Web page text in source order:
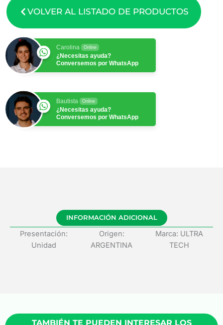
VOLVER AL LISTADO DE PRODUCTOS
Carolina Online
¿Necesitas ayuda?
Conversemos por WhatsApp
Bautista Online
¿Necesitas ayuda?
Conversemos por WhatsApp
INFORMACIÓN ADICIONAL
Presentación:
Unidad
Origen:
ARGENTINA
Marca: ULTRA
TECH
TAMBIÉN TE PUEDEN INTERESAR LOS